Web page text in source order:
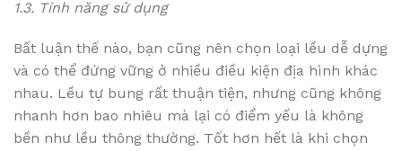
1.3. Tính năng sử dụng
Bất luận thế nào, bạn cũng nên chọn loại lều dễ dựng
và có thể đứng vững ở nhiều điều kiện địa hình khác
nhau. Lều tự bung rất thuận tiện, nhưng cũng không
nhanh hơn bao nhiêu mà lại có điểm yếu là không
bền như lều thông thường. Tốt hơn hết là khi chọn